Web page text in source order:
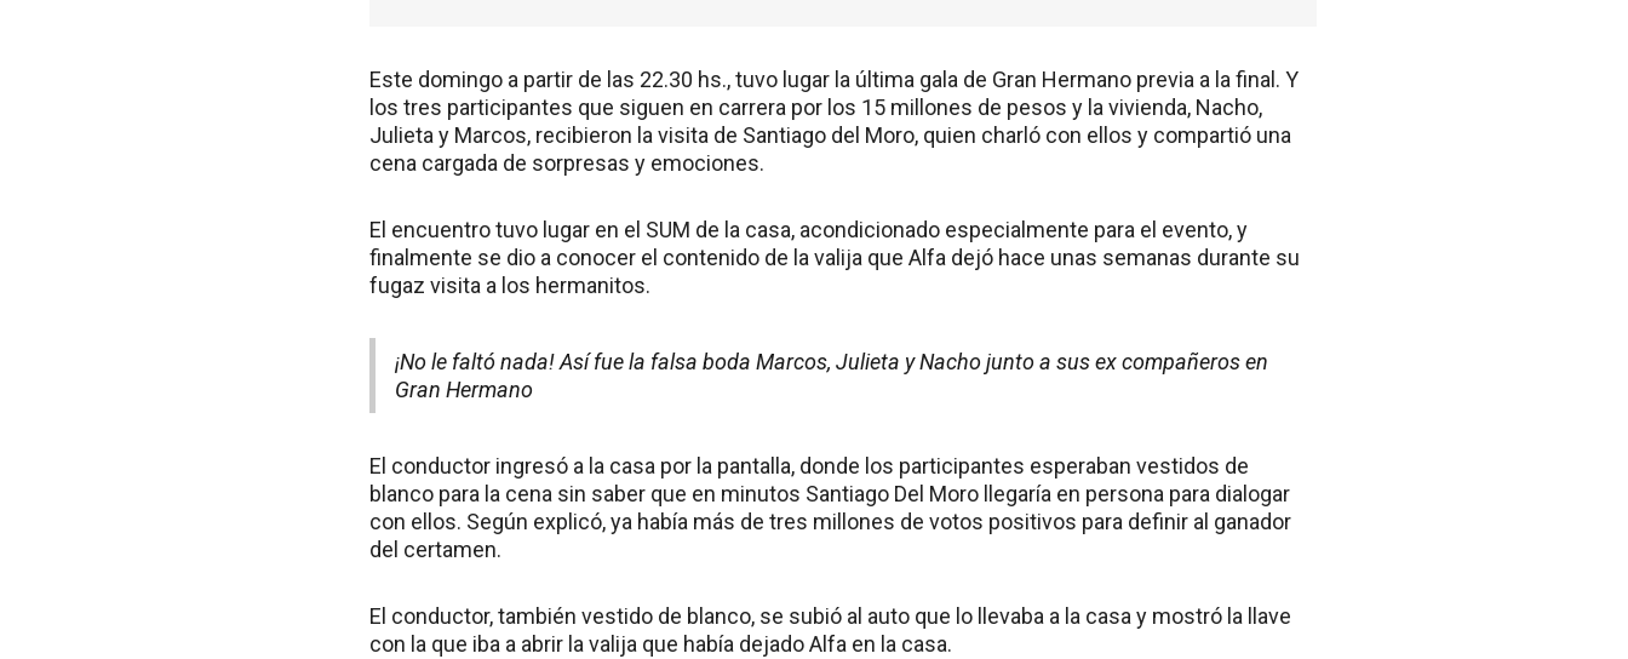
Este domingo a partir de las 22.30 hs., tuvo lugar la última gala de Gran Hermano previa a la final. Y
los tres participantes que siguen en carrera por los 15 millones de pesos y la vivienda, Nacho,
Julieta y Marcos, recibieron la visita de Santiago del Moro, quien charló con ellos y compartió una
cena cargada de sorpresas y emociones.
El encuentro tuvo lugar en el SUM de la casa, acondicionado especialmente para el evento, y
finalmente se dio a conocer el contenido de la valija que Alfa dejó hace unas semanas durante su
fugaz visita a los hermanitos.
¡No le faltó nada! Así fue la falsa boda Marcos, Julieta y Nacho junto a sus ex compañeros en
Gran Hermano
El conductor ingresó a la casa por la pantalla, donde los participantes esperaban vestidos de
blanco para la cena sin saber que en minutos Santiago Del Moro llegaría en persona para dialogar
con ellos. Según explicó, ya había más de tres millones de votos positivos para definir al ganador
del certamen.
El conductor, también vestido de blanco, se subió al auto que lo llevaba a la casa y mostró la llave
con la que iba a abrir la valija que había dejado Alfa en la casa.